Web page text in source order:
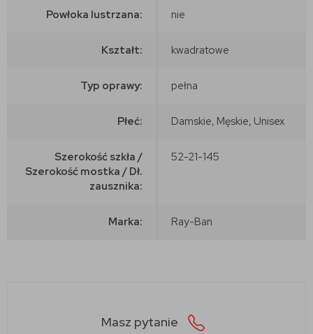
Powłoka lustrzana: nie
Kształt: kwadratowe
Typ oprawy: pełna
Płeć: Damskie, Męskie, Unisex
Szerokość szkła /
Szerokość mostka / Dł.
zausznika:
52-21-145
Marka: Ray-Ban
Masz pytanie